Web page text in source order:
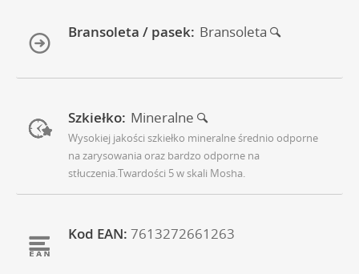
Bransoleta / pasek: Bransoleta
Szkiełko: Mineralne
Wysokiej jakości szkiełko mineralne średnio odporne
na zarysowania oraz bardzo odporne na
stłuczenia.Twardości 5 w skali Mosha.
Kod EAN: 7613272661263